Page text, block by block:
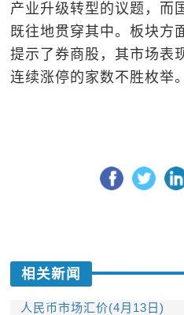
产业升级转型的议题，而
既往地贯穿其中。板块方
提示了券商股，其市场表
连续涨停的家数不胜枚举。
相关新闻
人民币市场汇价(4月13日)